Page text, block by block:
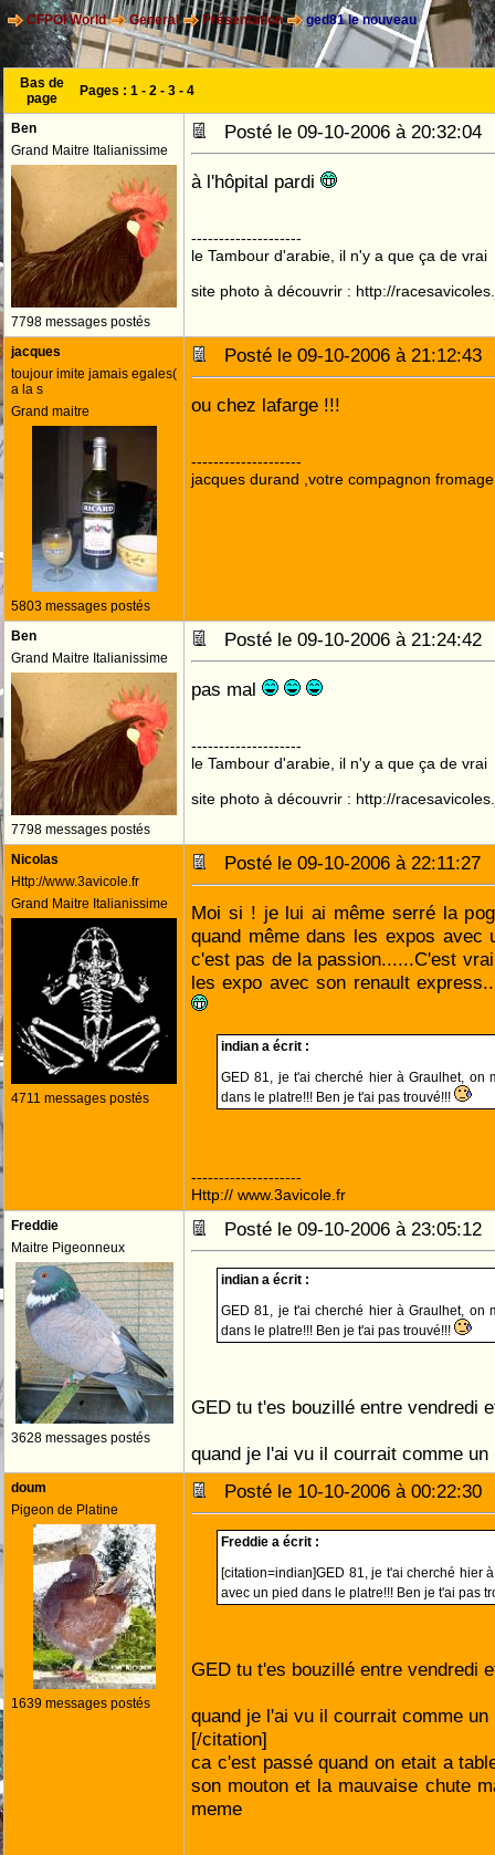
CFPOI World General Présentation ged81 le nouveau
Bas de
page
Pages : 1 - 2 - 3 - 4
Ben
Grand Maitre Italianissime
7798 messages postés
Posté le 09-10-2006 à
à l'hôpital pardi
--------------------
le Tambour d'arabie, il n'y a que ça de vrai
site photo à découvrir : http://
jacques
toujour imite jamais egales(
a la s
Grand maitre
5803 messages postés
Posté le 09-10-2006 à
ou chez lafarge !!!
--------------------
jacques durand ,votre compagnon
Ben
Grand Maitre Italianissime
7798 messages postés
Posté le 09-10-2006 à
pas mal
--------------------
le Tambour d'arabie, il n'y a que ça de vrai
site photo à découvrir : http://
Nicolas
Http://www.3avicole.fr
Grand Maitre Italianissime
4711 messages postés
Posté le 09-10-2006 à
Moi si ! je lui ai même serré la
quand même dans les expos avec
c'est pas de la passion......C'est
les expo avec son renault
indian a écrit :
GED 81, je t'ai cherché hier à Graulhet, on
dans le platre!!! Ben je t'ai pas trouvé!!!
--------------------
Http:// www.3avicole.fr
Freddie
Maitre Pigeonneux
3628 messages postés
Posté le 09-10-2006 à
indian a écrit :
GED 81, je t'ai cherché hier à Graulhet, on
dans le platre!!! Ben je t'ai pas trouvé!!!
GED tu t'es bouzillé entre vendredi
quand je l'ai vu il courrait comme un
doum
Pigeon de Platine
1639 messages postés
Posté le 10-10-2006 à
Freddie a écrit :
[citation=indian]GED 81, je t'ai cherché hier
avec un pied dans le platre!!! Ben je t'ai pas
GED tu t'es bouzillé entre vendredi
quand je l'ai vu il courrait comme un
[/citation]
ca c'est passé quand on etait a
son mouton et la mauvaise chute
meme